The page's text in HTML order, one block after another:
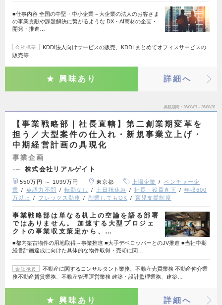
■仕事内容 全国の中堅・中小企業～大企業の法人のお客さま
の事業貢献や課題解決に繋がるような DX・AI商材の企画・
開発・推進…
会社概要
KDDI法人向けサービスの販売、KDDI まとめてオフィスサービスの
販売等
興味あり 詳細へ
掲載期間 26/08/07～26/08/20
【事業戦略部｜社長直轄】第二創業期変革を
担う／大型案件の仕入れ・新規事業立上げ・
中期経営計画の具現化
事業企画
株式会社リアルゲイト
550万円 ～ 1099万円 東京都 上場企業
ベンチャー企
業
英語力不問 転勤なし 土日祝休み 社長・役員直下
年収600
万以上
フレックス勤務 副業してもOK 育児支援制度
事業戦略部は単なる机上の空論を語る部署
ではありません。 加速する大型プロジェ
クトの事業収支策定から、…
■都内築古物件の用地取得～事業推進 ■大手デベロッパーとのJV推進 ■当社中期
経営計画達成に向けた具体的な物件取得・売却に関…
会社概要
不動産に関するコンサルタント業務、不動産売買業務 不動産仲介業
務不動産賃貸業務、不動産管理運営業務 建築・設計監理業務、建築…
興味あり 詳細へ